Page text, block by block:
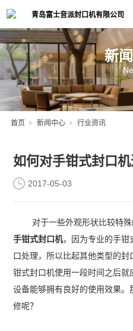
新
首页 新闻中心 行业资讯
如何对手钳式封口机
2017-05-03
对于一些外观形状比较特
手钳式封口机，因为专业的手钳
口处理，所以比起其他类型的
钳式封口机使用一段时间之后
设备能够拥有良好的使用效果
修呢？